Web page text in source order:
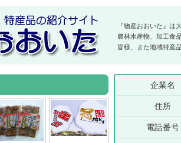
『物産おおいた』は
農林水産物、加工食
皆様、また地域特産
企業名
住所
電話番号